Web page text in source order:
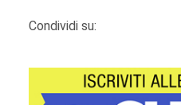
Condividi su: